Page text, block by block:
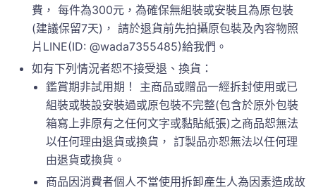
費， 每件為300元，為確保無組裝或安裝且為原包裝
(建議保留7天)， 請於退貨前先拍攝原包裝及內容物照
片LINE(ID: @wada7355485)給我們。
如有下列情況者恕不接受退、換貨：
鑑賞期非試用期！ 主商品或贈品一經拆封使用或已
組裝或裝設安裝過或原包裝不完整(包含於原外包裝
箱寫上非原有之任何文字或黏貼紙張)之商品恕無法
以任何理由退貨或換貨， 訂製品亦恕無法以任何理
由退貨或換貨。
商品因消費者個人不當使用拆卸產生人為因素造成故